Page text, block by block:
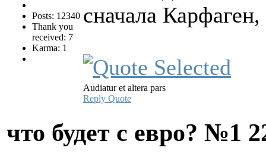
Posts: 12340
Thank you
received: 7
Karma: 1
сначала
Audiatur et altera pars
Reply Quote
что будет с евро? №1